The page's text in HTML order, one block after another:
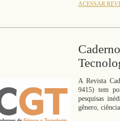
ACESSAR
A Revista
9415) tem
pesquisas
gênero,